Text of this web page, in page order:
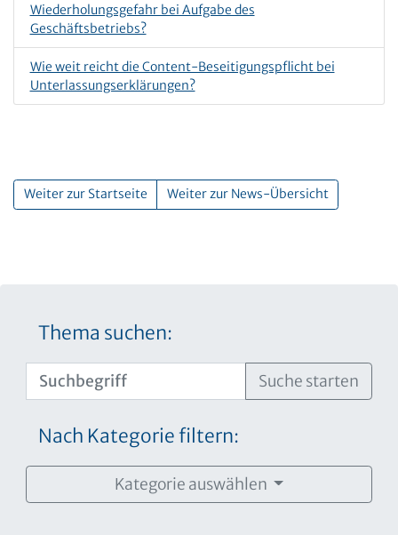
Wiederholungsgefahr bei Aufgabe des
Geschäftsbetriebs?
Wie weit reicht die Content-Beseitigungspflicht bei
Unterlassungserklärungen?
Weiter zur Startseite Weiter zur News-Übersicht
Thema suchen:
Suche starten
Nach Kategorie filtern:
Kategorie auswählen